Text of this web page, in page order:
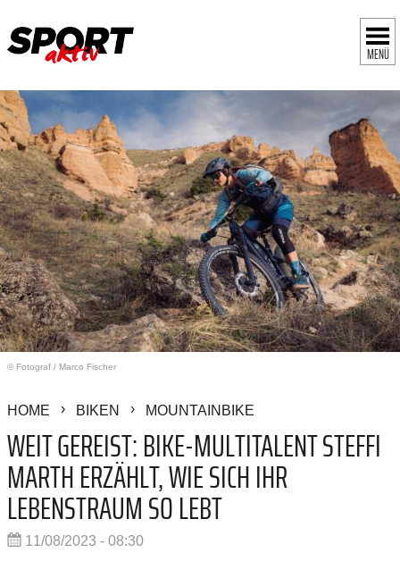
MENÜ
© Fotograf / Marco Fischer
HOME BIKEN MOUNTAINBIKE
WEIT GEREIST: BIKE-MULTITALENT STEFFI
MARTH ERZÄHLT, WIE SICH IHR
LEBENSTRAUM SO LEBT
11/08/2023 - 08:30